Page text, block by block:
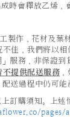
時會釋放乙烯，
製作，花材及葉
佳，我們將以
服務，非保證
不提供配送服務
送過程中仍可能
訂購須知。上
pages/